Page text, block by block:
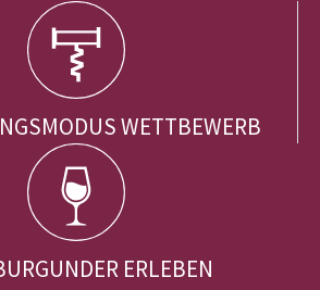
WETTBEWERB
ERLEBEN